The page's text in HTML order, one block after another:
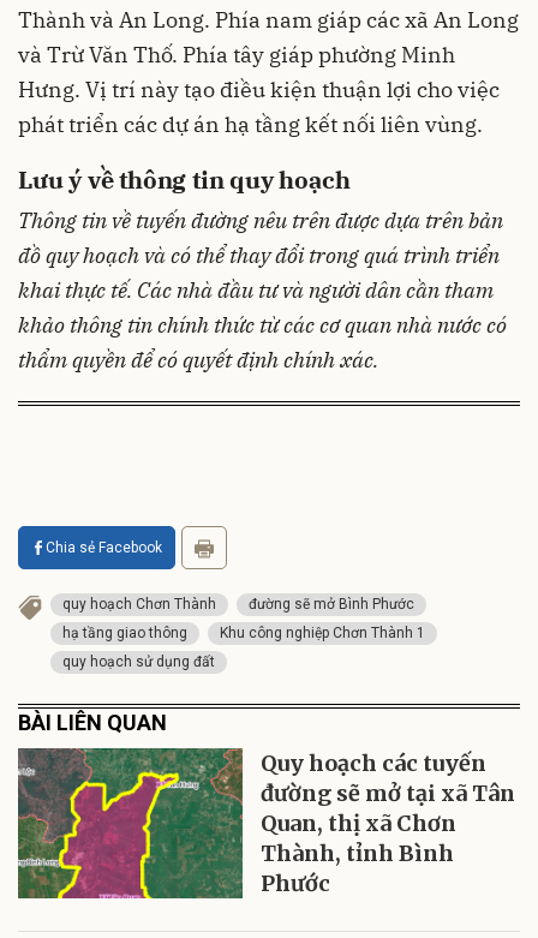
Thành và An Long. Phía nam giáp các xã An Long
và Trừ Văn Thố. Phía tây giáp phường Minh
Hưng. Vị trí này tạo điều kiện thuận lợi cho việc
phát triển các dự án hạ tầng kết nối liên vùng.
Lưu ý về thông tin quy hoạch
Thông tin về tuyến đường nêu trên được dựa trên bản
đồ quy hoạch và có thể thay đổi trong quá trình triển
khai thực tế. Các nhà đầu tư và người dân cần tham
khảo thông tin chính thức từ các cơ quan nhà nước có
thẩm quyền để có quyết định chính xác.
Chia sẻ Facebook
quy hoạch Chơn Thành
đường sẽ mở Bình Phước
hạ tầng giao thông
Khu công nghiệp Chơn Thành 1
quy hoạch sử dụng đất
BÀI LIÊN QUAN
Quy hoạch các tuyến
đường sẽ mở tại xã Tân
Quan, thị xã Chơn
Thành, tỉnh Bình
Phước